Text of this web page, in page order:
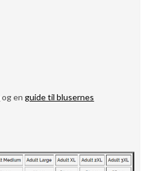
og enguide til blusernes